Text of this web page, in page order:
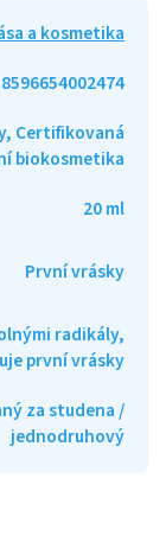
a kosmetika
8596654002474
Certifikovaná
biokosmetika
20 ml
První vrásky
radikály,
první vrásky
za studena /
jednodruhový